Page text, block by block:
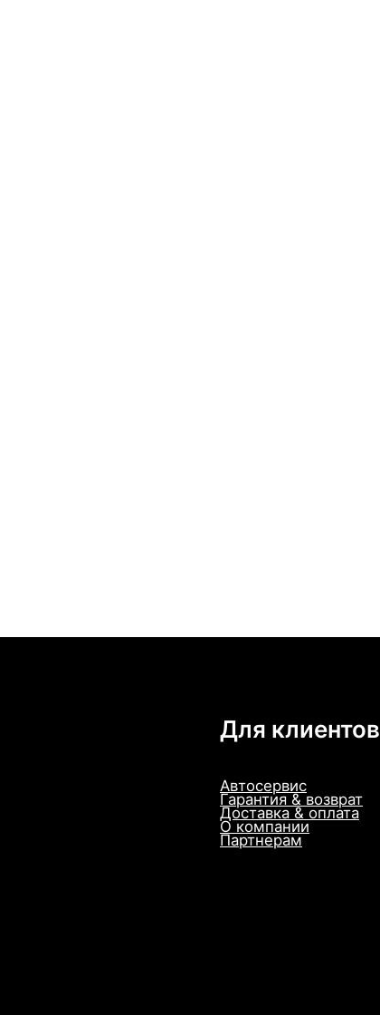
Для клиентов
Автосервис
Гарантия & возврат
Доставка & оплата
О компании
Партнерам